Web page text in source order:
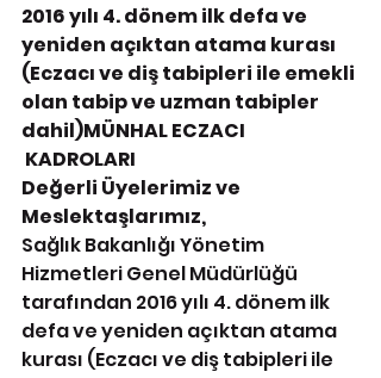
2016 yılı 4. dönem ilk defa ve
yeniden açıktan atama kurası
(Eczacı ve diş tabipleri ile emekli
olan tabip ve uzman tabipler
dahil)MÜNHAL ECZACI
KADROLARI
Değerli Üyelerimiz ve
Meslektaşlarımız,
Sağlık Bakanlığı Yönetim
Hizmetleri Genel Müdürlüğü
tarafından 2016 yılı 4. dönem ilk
defa ve yeniden açıktan atama
kurası (Eczacı ve diş tabipleri ile